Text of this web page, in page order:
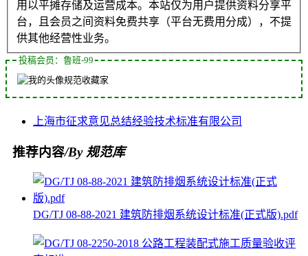
用以平摊存储及运营成本。本站仅为用户提供资料分享平
台，且会员之间资料免费共享（平台无费用分成），不提
供其他经营性业务。
投稿会员：鲁班-99
规范收藏家
上海市征求意见总结经验技术标准有限公司
推荐内容/By 规范库
DG/TJ 08-88-2021 建筑防排烟系统设计标准(正式版).pdf